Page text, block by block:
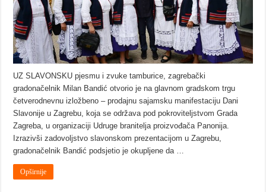
UZ SLAVONSKU pjesmu i zvuke tamburice, zagrebački
gradonačelnik Milan Bandić otvorio je na glavnom gradskom trgu
četverodnevnu izložbeno – prodajnu sajamsku manifestaciju Dani
Slavonije u Zagrebu, koja se održava pod pokroviteljstvom Grada
Zagreba, u organizaciji Udruge branitelja proizvođača Panonija.
Izrazivši zadovoljstvo slavonskom prezentacijom u Zagrebu,
gradonačelnik Bandić podsjetio je okupljene da …
Opširnije